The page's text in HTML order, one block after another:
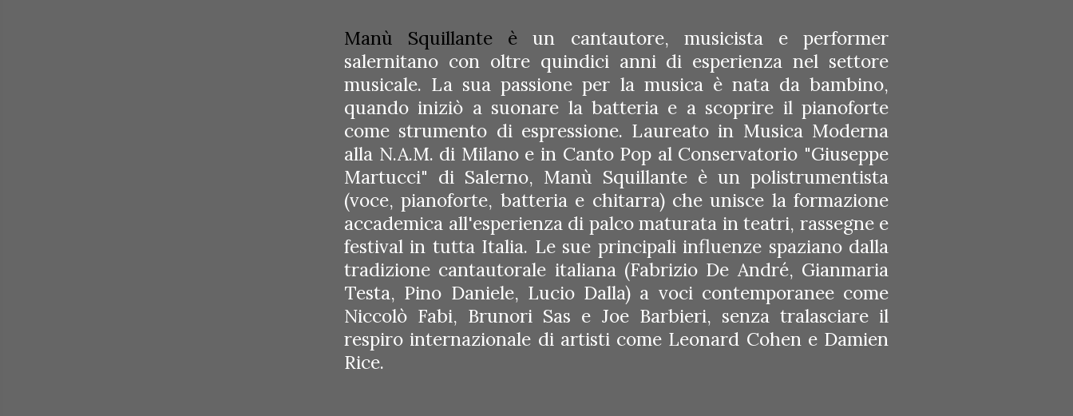
Manù Squillante èun cantautore, musicista e performer
salernitano con oltre quindici anni di esperienza nel settore
musicale. La sua passione per la musica è nata da bambino,
quando iniziò a suonare la batteria e a scoprire il pianoforte
come strumento di espressione. Laureato in Musica Moderna
alla N.A.M. di Milano e in Canto Pop al Conservatorio "Giuseppe
Martucci" di Salerno, Manù Squillante è un polistrumentista
(voce, pianoforte, batteria e chitarra) che unisce la formazione
accademica all'esperienza di palco maturata in teatri, rassegne e
festival in tutta Italia. Le sue principali influenze spaziano dalla
tradizione cantautorale italiana (Fabrizio De André, Gianmaria
Testa, Pino Daniele, Lucio Dalla) a voci contemporanee come
Niccolò Fabi, Brunori Sas e Joe Barbieri, senza tralasciare il
respiro internazionale di artisti come Leonard Cohen e Damien
Rice.